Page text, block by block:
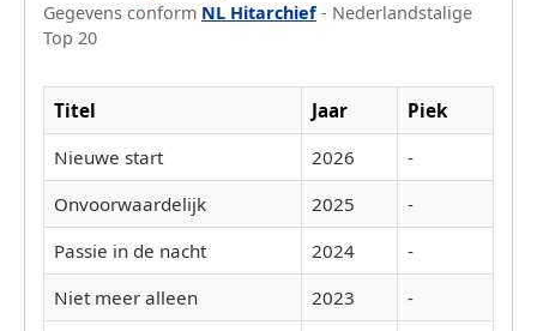
Gegevens conform NL Hitarchief - Nederlandstalige
Top 20
Titel Jaar
Piek
Nieuwe start
2026
-
Onvoorwaardelijk
2025
-
Passie in de nacht
2024
-
Niet meer alleen
2023
-